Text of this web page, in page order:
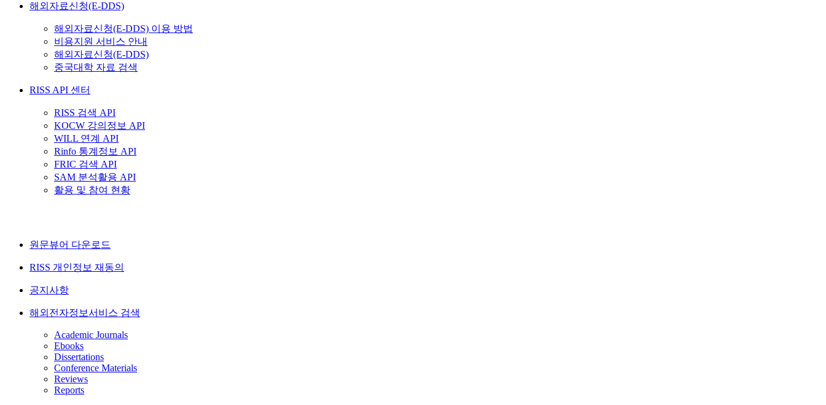
해외자료신청(E-DDS)
해외자료신청(E-DDS) 이용 방법
비용지원 서비스 안내
해외자료신청(E-DDS)
중국대학 자료 검색
RISS API 센터
RISS 검색 API
KOCW 강의정보 API
WILL 연계 API
Rinfo 통계정보 API
FRIC 검색 API
SAM 분석활용 API
활용 및 참여 현황
원문뷰어 다운로드
RISS 개인정보 재동의
공지사항
해외전자정보서비스 검색
Academic Journals
Ebooks
Dissertations
Conference Materials
Reviews
Reports